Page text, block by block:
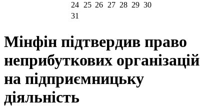
24
25 26 27 28 29 30
31
Мінфін підтвердив право
неприбуткових організацій
на підприємницьку
діяльність